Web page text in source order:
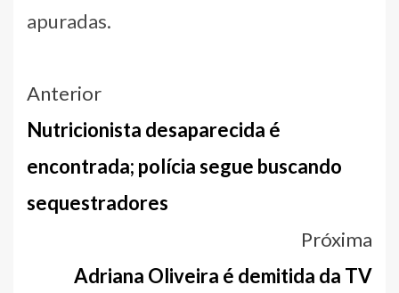
apuradas.
Navegação
entre
notícias
Anterior
Nutricionista desaparecida é
encontrada; polícia segue buscando
sequestradores
Próxima
Adriana Oliveira é demitida da TV